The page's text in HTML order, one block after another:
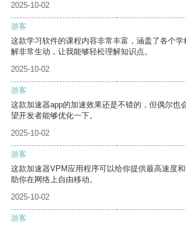
2025-10-02
游客
这款学习软件的课程内容非常丰富，涵盖了各个
解非常生动，让我能够轻松理解知识点。
2025-10-02
游客
这款加速器app的加速效果还是不错的，但偶尔也
望开发者能够优化一下。
2025-10-02
游客
这款加速器VPM应用程序可以给你提供最高速度
助你在网络上自由移动。
2025-10-02
游客